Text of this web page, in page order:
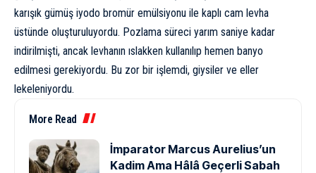
karışık gümüş iyodo bromür emülsiyonu ile kaplı cam levha
üstünde oluşturuluyordu. Pozlama süreci yarım saniye kadar
indirilmişti, ancak levhanın ıslakken kullanılıp hemen banyo
edilmesi gerekiyordu. Bu zor bir işlemdi, giysiler ve eller
lekeleniyordu.
More Read
İmparator Marcus Aurelius’un
Kadim Ama Hâlâ Geçerli Sabah